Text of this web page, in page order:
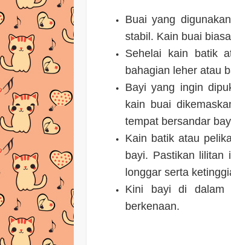
Buai yang
stabil. Kain buai
Sehelai kain batik
bahagian leher atau
Bayi yang ingin
kain buai
tempat bersandar
Kain batik atau
bayi. Pastikan lilitan
longgar serta
Kini bayi di dalam
berkenaan.